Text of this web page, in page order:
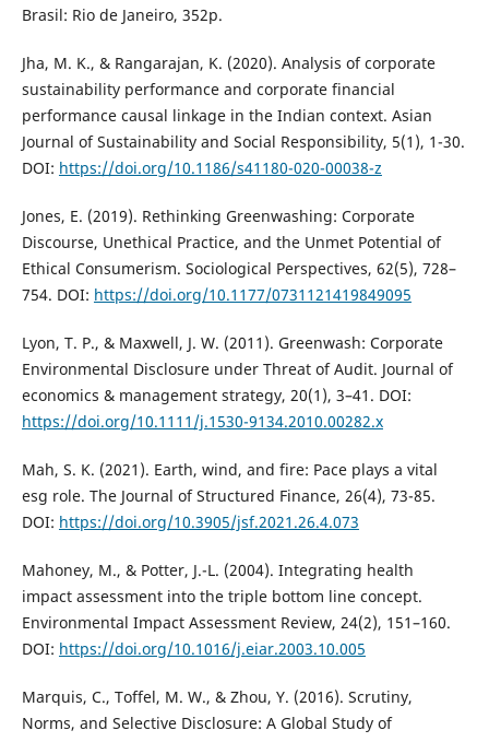
Brasil: Rio de Janeiro, 352p.
Jha, M. K., & Rangarajan, K. (2020). Analysis of corporate
sustainability performance and corporate financial
performance causal linkage in the Indian context. Asian
Journal of Sustainability and Social Responsibility, 5(1), 1-30.
DOI: https://doi.org/10.1186/s41180-020-00038-z
Jones, E. (2019). Rethinking Greenwashing: Corporate
Discourse, Unethical Practice, and the Unmet Potential of
Ethical Consumerism. Sociological Perspectives, 62(5), 728–
754. DOI: https://doi.org/10.1177/0731121419849095
Lyon, T. P., & Maxwell, J. W. (2011). Greenwash: Corporate
Environmental Disclosure under Threat of Audit. Journal of
economics & management strategy, 20(1), 3–41. DOI:
https://doi.org/10.1111/j.1530-9134.2010.00282.x
Mah, S. K. (2021). Earth, wind, and fire: Pace plays a vital
esg role. The Journal of Structured Finance, 26(4), 73-85.
DOI: https://doi.org/10.3905/jsf.2021.26.4.073
Mahoney, M., & Potter, J.-L. (2004). Integrating health
impact assessment into the triple bottom line concept.
Environmental Impact Assessment Review, 24(2), 151–160.
DOI: https://doi.org/10.1016/j.eiar.2003.10.005
Marquis, C., Toffel, M. W., & Zhou, Y. (2016). Scrutiny,
Norms, and Selective Disclosure: A Global Study of